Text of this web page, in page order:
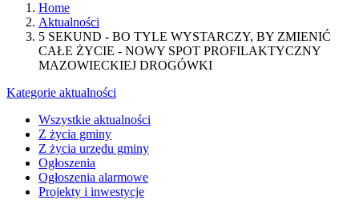
Home
Aktualności
5 SEKUND - BO TYLE WYSTARCZY, BY ZMIENIĆ
CAŁE ŻYCIE - NOWY SPOT PROFILAKTYCZNY
MAZOWIECKIEJ DROGÓWKI
Kategorie aktualności
Wszystkie aktualności
Z życia gminy
Z życia urzędu gminy
Ogłoszenia
Ogłoszenia alarmowe
Projekty i inwestycje